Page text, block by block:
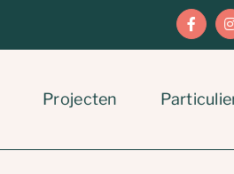
Projecten